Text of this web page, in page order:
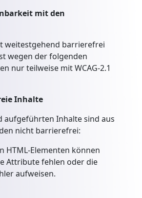
mit den
weitestgehend barrierefrei
wegen der folgenden
nur teilweise mit WCAG-2.1
Inhalte
aufgeführten Inhalte sind aus
nicht barrierefrei:
HTML-Elementen können
Attribute fehlen oder die
aufweisen.